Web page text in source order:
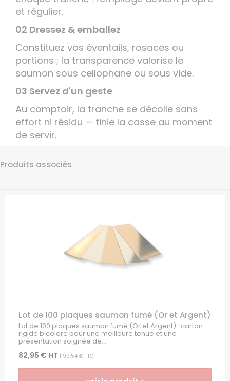
et régulier.
02 Dressez & emballez
Constituez vos éventails, rosaces ou
portions ; la transparence valorise le
saumon sous cellophane ou sous vide.
03 Servez d'un geste
Au comptoir, la tranche se décolle sans
effort ni résidu — finie la casse au moment
de servir.
Produits associés
Lot de 100 plaques saumon fumé (Or et Argent)
Lot de 100 plaques saumon fumé (Or et Argent) : carton
rigide bicolore pour une meilleure tenue et une
présentation soignée de...
82,95 € HT | 99,54 € TTC